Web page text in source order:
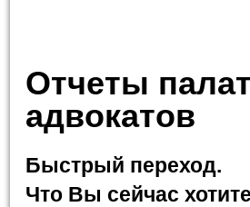
Отчеты
адвокатов
Быстрый переход.
Что Вы сейчас